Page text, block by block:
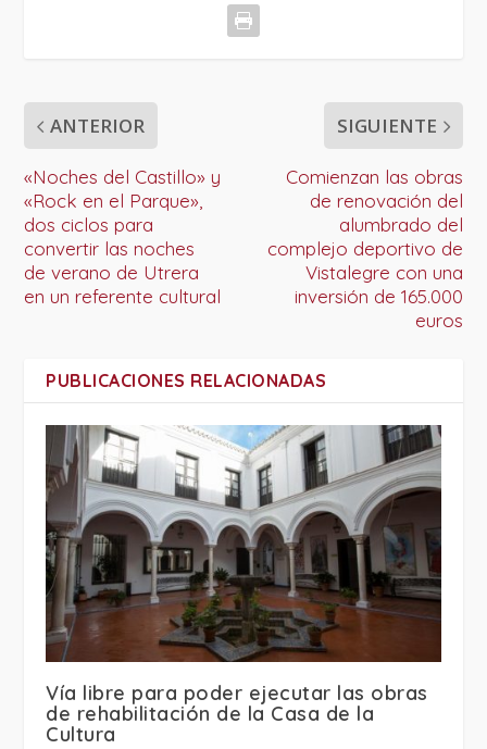
ANTERIOR
«Noches del Castillo» y
«Rock en el Parque»,
dos ciclos para
convertir las noches
de verano de Utrera
en un referente cultural
SIGUIENTE
Comienzan las obras
de renovación del
alumbrado del
complejo deportivo de
Vistalegre con una
inversión de 165.000
euros
PUBLICACIONES RELACIONADAS
Vía libre para poder ejecutar las obras
de rehabilitación de la Casa de la
Cultura